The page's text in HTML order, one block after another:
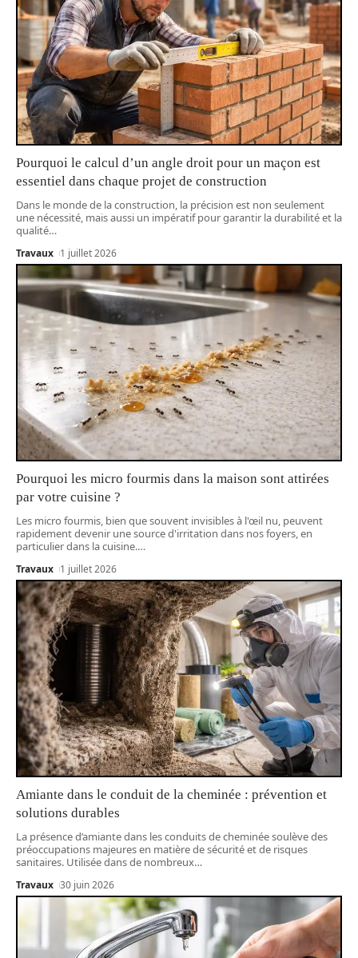
Pourquoi le calcul d’un angle droit pour un maçon est
essentiel dans chaque projet de construction
Dans le monde de la construction, la précision est non seulement
une nécessité, mais aussi un impératif pour garantir la durabilité et la
qualité…
Travaux 1 juillet 2026
Pourquoi les micro fourmis dans la maison sont attirées
par votre cuisine ?
Les micro fourmis, bien que souvent invisibles à l'œil nu, peuvent
rapidement devenir une source d'irritation dans nos foyers, en
particulier dans la cuisine.…
Travaux 1 juillet 2026
Amiante dans le conduit de la cheminée : prévention et
solutions durables
La présence d’amiante dans les conduits de cheminée soulève des
préoccupations majeures en matière de sécurité et de risques
sanitaires. Utilisée dans de nombreux…
Travaux 30 juin 2026